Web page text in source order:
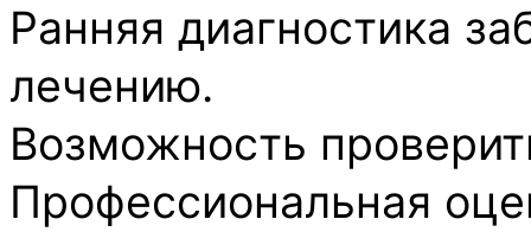
Ранняя диагностика
лечению.
Возможность
Профессиональная